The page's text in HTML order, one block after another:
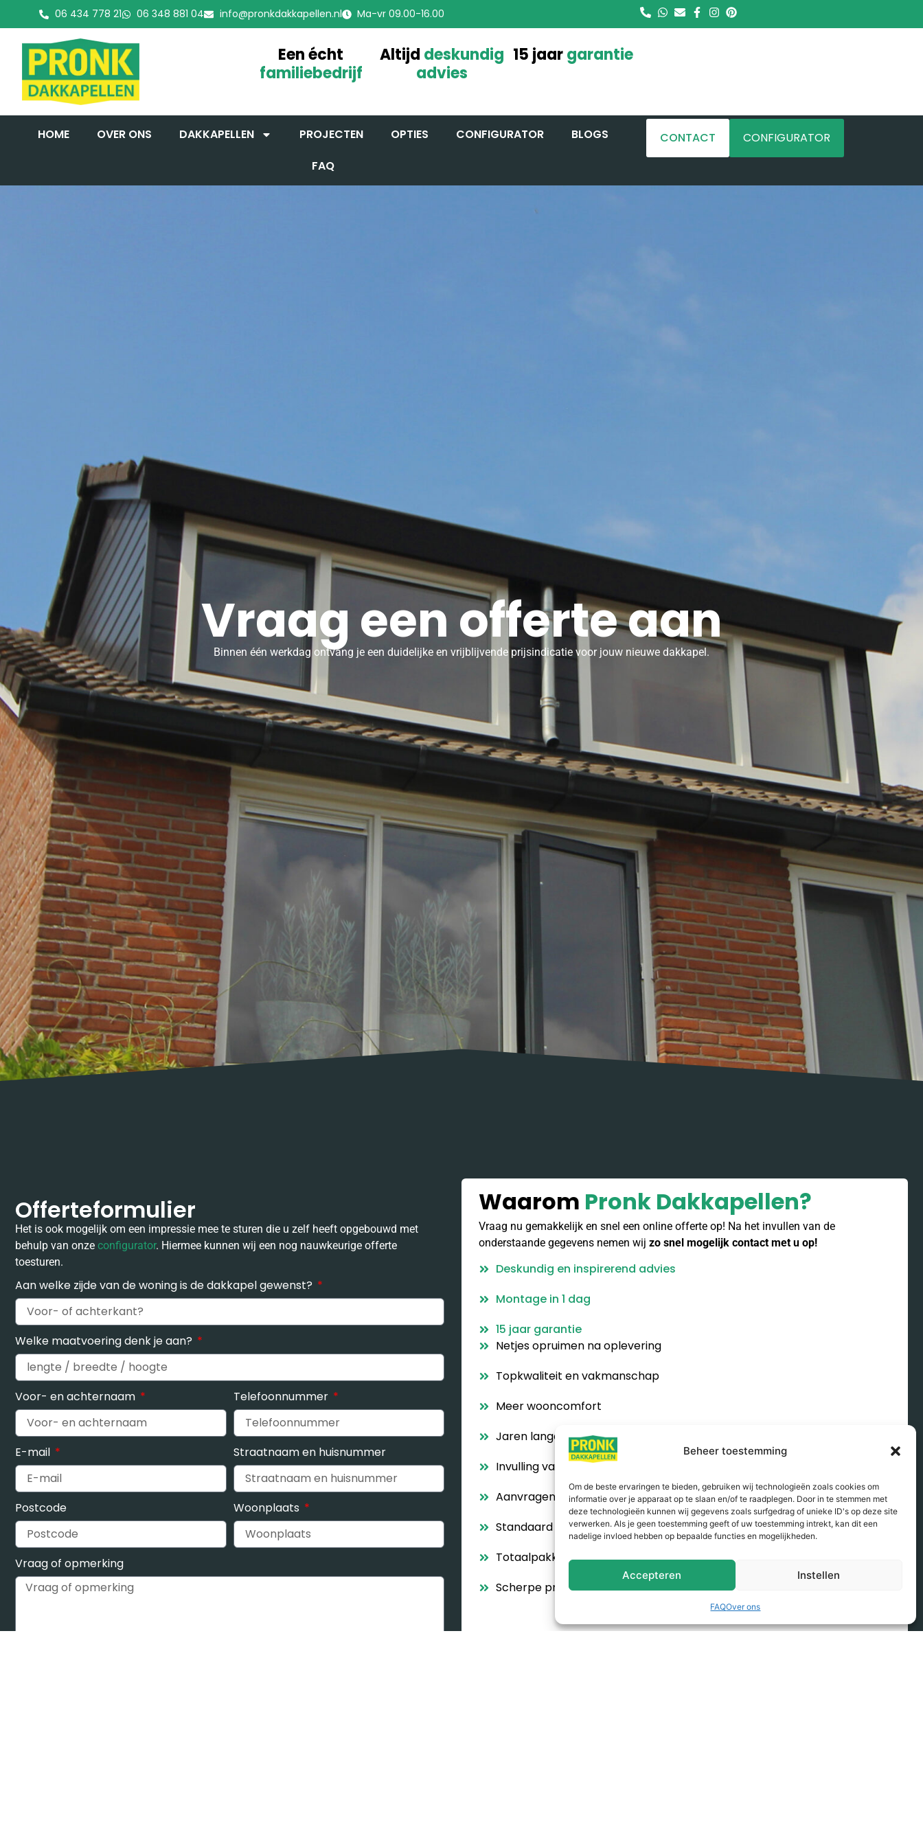
Beheer toestemming
Om de beste ervaringen te bieden, gebruiken wij technologieën zoals cookies om
informatie over je apparaat op te slaan en/of te raadplegen. Door in te stemmen met
deze technologieën kunnen wij gegevens zoals surfgedrag of unieke ID's op deze site
verwerken. Als je geen toestemming geeft of uw toestemming intrekt, kan dit een
nadelige invloed hebben op bepaalde functies en mogelijkheden.
Accepteren Instellen
FAQOver ons
06 434 778 21 06 348 881 04 info@pronkdakkapellen.nl Ma-vr 09.00-16.00
Een écht
familiebedrijf
Altijd deskundig
advies
15 jaargarantie
HOME OVER ONS DAKKAPELLEN PROJECTEN OPTIES CONFIGURATOR
BLOGS
FAQ
CONTACT CONFIGURATOR
Vraag een offerte aan
Binnen één werkdag ontvang je een duidelijke en vrijblijvende prijsindicatie voor jouw nieuwe dakkapel.
Offerteformulier
Het is ook mogelijk om een impressie mee te sturen die u zelf heeft opgebouwd met
behulp van onze configurator. Hiermee kunnen wij een nog nauwkeurige offerte
toesturen.
Aan welke zijde van de woning is de dakkapel gewenst?
Welke maatvoering denk je aan?
Voor- en achternaam Telefoonnummer
E-mail Straatnaam en huisnummer
Postcode Woonplaats
Vraag of opmerking
Waarom Pronk Dakkapellen?
Vraag nu gemakkelijk en snel een online offerte op! Na het invullen van de
onderstaande gegevens nemen wij zo snel mogelijk contact met u op!
Deskundig en inspirerend advies
Montage in 1 dag
15 jaar garantie
Netjes opruimen na oplevering
Topkwaliteit en vakmanschap
Meer wooncomfort
Jaren lange ervaring in dakkapellen
Invulling van uw specifieke wensen
Aanvragen eventuele bouwvergunning
Standaard montage d.m.v. hijskraan
Totaalpakket met alle garanties
Scherpe prijzen, heldere offerte!